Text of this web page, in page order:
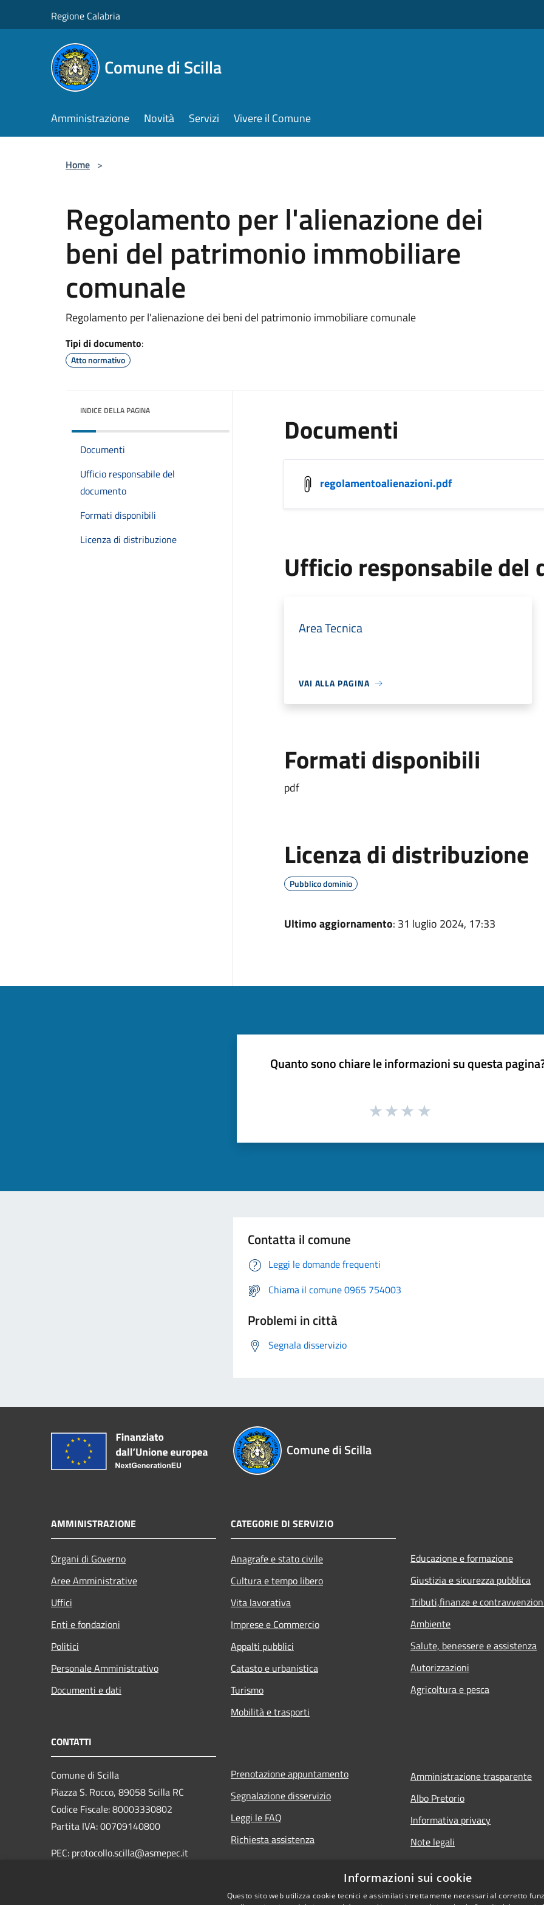
Regione Calabria
Comune di Scilla
Amministrazione Novità Servizi Vivere il Comune
Home >
Regolamento per l'alienazione dei
beni del patrimonio immobiliare
comunale
Regolamento per l'alienazione dei beni del patrimonio immobiliare comunale
Tipi di documento:
Atto normativo
INDICE DELLA PAGINA
Documenti
Ufficio responsabile del
documento
Formati disponibili
Licenza di distribuzione
Documenti
regolamentoalienazioni.pdf
Ufficio responsabile del
Area Tecnica
VAI ALLA PAGINA
Formati disponibili
pdf
Licenza di distribuzione
Pubblico dominio
Ultimo aggiornamento: 31 luglio 2024, 17:33
Quanto sono chiare le informazioni su questa
Contatta il comune
Leggi le domande frequenti
Chiama il comune 0965 754003
Problemi in città
Segnala disservizio
Comune di Scilla
AMMINISTRAZIONE
Organi di Governo
Aree Amministrative
Uffici
Enti e fondazioni
Politici
Personale Amministrativo
Documenti e dati
CATEGORIE DI SERVIZIO
Anagrafe e stato civile
Cultura e tempo libero
Vita lavorativa
Imprese e Commercio
Appalti pubblici
Catasto e urbanistica
Turismo
Mobilità e trasporti
Educazione e formazione
Giustizia e sicurezza pubblica
Tributi,finanze e
Ambiente
Salute, benessere e assistenza
Autorizzazioni
Agricoltura e pesca
CONTATTI
Comune di Scilla
Piazza S. Rocco, 89058 Scilla RC
Codice Fiscale: 80003330802
Partita IVA: 00709140800
PEC: protocollo.scilla@asmepec.it
Prenotazione appuntamento
Segnalazione disservizio
Leggi le FAQ
Richiesta assistenza
Amministrazione trasparente
Albo Pretorio
Informativa privacy
Note legali
Informazioni sui cookie
Questo sito web utilizza cookie tecnici e assimilati strettamente necessari al corretto